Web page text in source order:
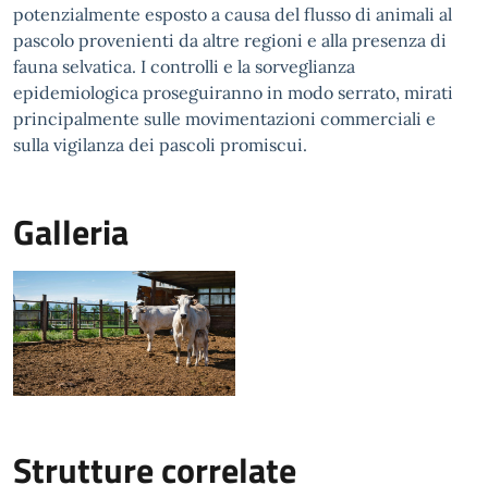
potenzialmente esposto a causa del flusso di animali al
pascolo provenienti da altre regioni e alla presenza di
fauna selvatica. I controlli e la sorveglianza
epidemiologica proseguiranno in modo serrato, mirati
principalmente sulle movimentazioni commerciali e
sulla vigilanza dei pascoli promiscui.
Galleria
Strutture correlate